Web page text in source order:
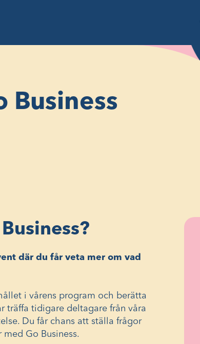
Business
där du får veta mer om vad
i vårens program och berätta
träffa tidigare deltagare från våra
Du får chans att ställa frågor
Go Business.